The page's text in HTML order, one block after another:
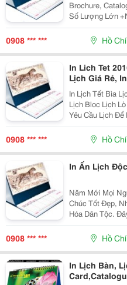
Brochure, Catalogue, Lì
Số Lượng Lớn +Nhận Thiệp Xuân Cho Các Công Ty
+Túi Quà Tặng Tết Rất Hân Hạnh Được Phục
Lòng Liên Hệ:
0908 *** *** Hồ
In Lich Tet
Lịch Giá Rẻ,
In Lịch Tết Bìa
Lịch Bloc Lịch
Yêu Cầu Lịch
2014 Sổ Tay
0908 *** *** Hồ
In Ấn Lịch
Năm Mới Mọi
Chúc Tốt Đẹp,
Hóa Dân Tộc. Đây Cũng Là Thời Điểm Để Doanh Nghiệp
Quảng Bá Sản
Sử Dụng Lịch
Mang Những
0908 *** *** Hồ
In Lịch Bàn,